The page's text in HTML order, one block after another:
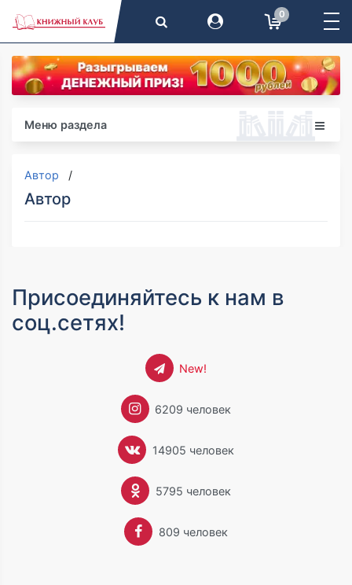
0
Меню раздела
Автор
Автор
Присоединяйтесь к нам в
соц.сетях!
New!
6209 человек
14905 человек
5795 человек
809 человек